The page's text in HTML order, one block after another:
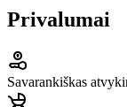
Privalumai
Savarankiškas